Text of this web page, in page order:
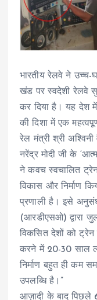
भारतीय रेलवे ने उच्च-
खंड पर स्वदेशी रेलवे
कर दिया है। यह देश
की दिशा में एक
रेल मंत्री श्री अश्विनी
नरेंद्र मोदी जी के
ने कवच स्वचालित ट्रेन
विकास और निर्माण
प्रणाली है। इसे
(आरडीएसओ) द्वारा
विकसित देशों को ट्रेन
करने में 20-30 साल
निर्माण बहुत ही कम
उपलब्धि है।”
आज़ादी के बाद पिछले